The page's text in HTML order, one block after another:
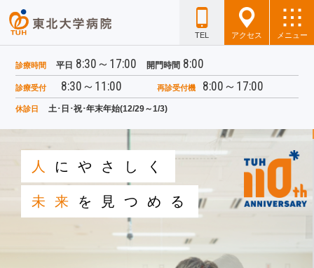
TEL アクセス メニュー
診療時間 平日 8:30～17:00 開門時間 8:00
診療受付 8:30～11:00 再診受付機 8:00～17:00
休診日 土･日･祝･年末年始(12/29～1/3)
人 にやさしく
未来 を見つめる